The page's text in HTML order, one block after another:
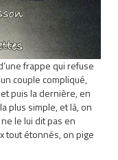
frappe qui refuse
couple compliqué,
puis la dernière, en
plus simple, et là, on
le lui dit pas en
tout étonnés, on pige